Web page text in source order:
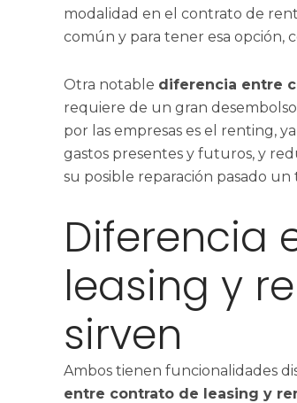
modalidad en el contrato de
común y para tener esa opción,
Otra notable diferencia entre
requiere de un gran
por las empresas es el renting,
gastos presentes y futuros, y
su posible reparación pasado un
Diferencia
leasing y
sirven
Ambos tienen funcionalidades
entre contrato de leasing y